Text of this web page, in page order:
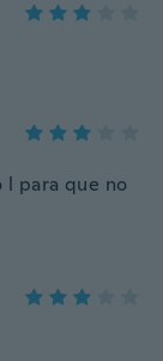
l para que no